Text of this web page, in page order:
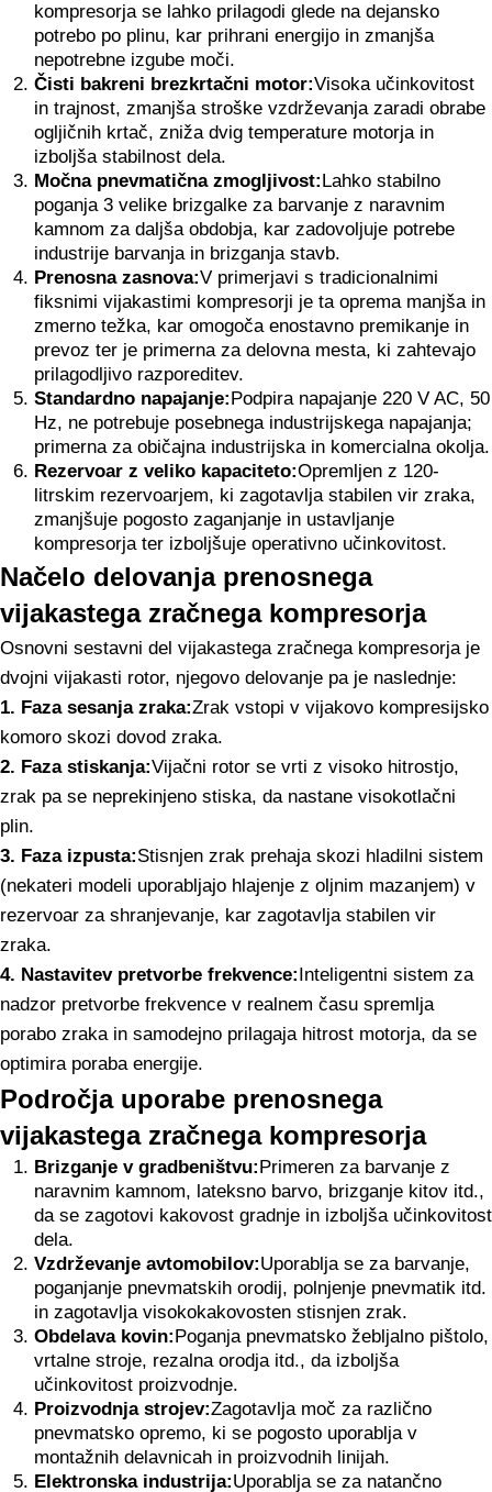
kompresorja se lahko prilagodi glede na dejansko
potrebo po plinu, kar prihrani energijo in zmanjša
nepotrebne izgube moči.
Čisti bakreni brezkrtačni motor:Visoka učinkovitost
in trajnost, zmanjša stroške vzdrževanja zaradi obrabe
ogljičnih krtač, zniža dvig temperature motorja in
izboljša stabilnost dela.
Močna pnevmatična zmogljivost:Lahko stabilno
poganja 3 velike brizgalke za barvanje z naravnim
kamnom za daljša obdobja, kar zadovoljuje potrebe
industrije barvanja in brizganja stavb.
Prenosna zasnova:V primerjavi s tradicionalnimi
fiksnimi vijakastimi kompresorji je ta oprema manjša in
zmerno težka, kar omogoča enostavno premikanje in
prevoz ter je primerna za delovna mesta, ki zahtevajo
prilagodljivo razporeditev.
Standardno napajanje:Podpira napajanje 220 V AC, 50
Hz, ne potrebuje posebnega industrijskega napajanja;
primerna za običajna industrijska in komercialna okolja.
Rezervoar z veliko kapaciteto:Opremljen z 120-
litrskim rezervoarjem, ki zagotavlja stabilen vir zraka,
zmanjšuje pogosto zaganjanje in ustavljanje
kompresorja ter izboljšuje operativno učinkovitost.
Načelo delovanja prenosnega
vijakastega zračnega kompresorja
Osnovni sestavni del vijakastega zračnega kompresorja je
dvojni vijakasti rotor, njegovo delovanje pa je naslednje:
1. Faza sesanja zraka:Zrak vstopi v vijakovo kompresijsko
komoro skozi dovod zraka.
2. Faza stiskanja:Vijačni rotor se vrti z visoko hitrostjo,
zrak pa se neprekinjeno stiska, da nastane visokotlačni
plin.
3. Faza izpusta:Stisnjen zrak prehaja skozi hladilni sistem
(nekateri modeli uporabljajo hlajenje z oljnim mazanjem) v
rezervoar za shranjevanje, kar zagotavlja stabilen vir
zraka.
4. Nastavitev pretvorbe frekvence:Inteligentni sistem za
nadzor pretvorbe frekvence v realnem času spremlja
porabo zraka in samodejno prilagaja hitrost motorja, da se
optimira poraba energije.
Področja uporabe prenosnega
vijakastega zračnega kompresorja
Brizganje v gradbeništvu:Primeren za barvanje z
naravnim kamnom, lateksno barvo, brizganje kitov itd.,
da se zagotovi kakovost gradnje in izboljša učinkovitost
dela.
Vzdrževanje avtomobilov:Uporablja se za barvanje,
poganjanje pnevmatskih orodij, polnjenje pnevmatik itd.
in zagotavlja visokokakovosten stisnjen zrak.
Obdelava kovin:Poganja pnevmatsko žebljalno pištolo,
vrtalne stroje, rezalna orodja itd., da izboljša
učinkovitost proizvodnje.
Proizvodnja strojev:Zagotavlja moč za različno
pnevmatsko opremo, ki se pogosto uporablja v
montažnih delavnicah in proizvodnih linijah.
Elektronska industrija:Uporablja se za natančno